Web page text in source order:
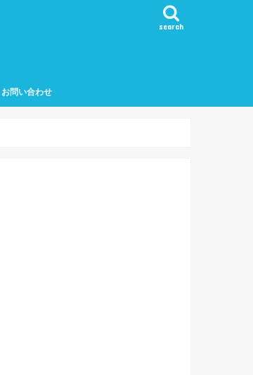
search
お問い合わせ